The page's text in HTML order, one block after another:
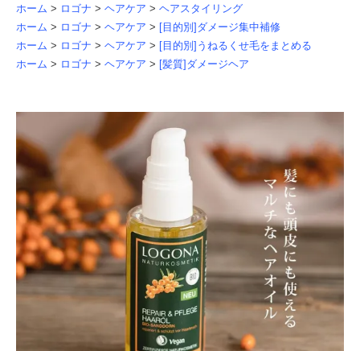
ホーム > ロゴナ > ヘアケア > ヘアスタイリング
ホーム > ロゴナ > ヘアケア >
[目的別]ダメージ集中補修
ホーム > ロゴナ > ヘアケア >
[目的別]うねるくせ毛をまとめる
ホーム > ロゴナ > ヘアケア > [髪質]ダメージヘア